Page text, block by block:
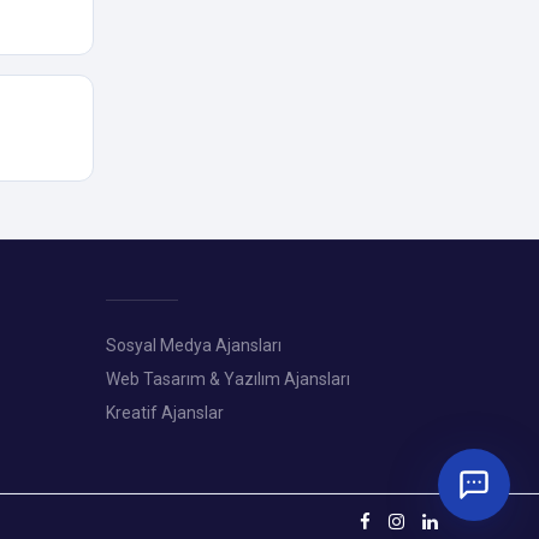
Sosyal Medya Ajansları
Web Tasarım & Yazılım Ajansları
Kreatif Ajanslar